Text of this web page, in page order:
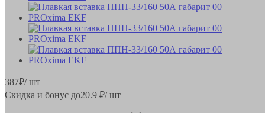
387₽/ шт
Скидка и бонус до20.9 ₽/ шт